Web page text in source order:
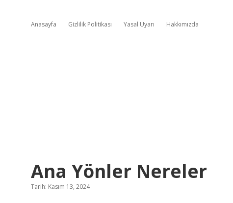
Anasayfa Gizlilik Politikası Yasal Uyarı Hakkımızda
Ana Yönler Nereler
Tarih: Kasım 13, 2024